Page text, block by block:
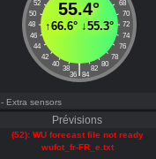
52
68
50
70
48
72
46
74
44
76
42
78
40
80
38 82
|
36 84
55.4°
↑66.6°↓55.3°
- Extra sensors
Prévisions
(52): WU forecast file not ready
wufct_fr-FR_e.txt